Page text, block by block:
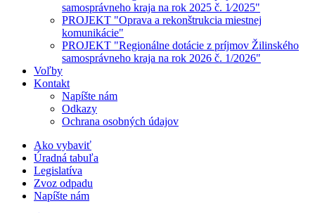
samosprávneho kraja na rok 2025 č. 1⁄2025"
PROJEKT "Oprava a rekonštrukcia miestnej
komunikácie"
PROJEKT "Regionálne dotácie z príjmov Žilinského
samosprávneho kraja na rok 2026 č. 1/2026"
Voľby
Kontakt
Napíšte nám
Odkazy
Ochrana osobných údajov
Ako vybaviť
Úradná tabuľa
Legislatíva
Zvoz odpadu
Napíšte nám